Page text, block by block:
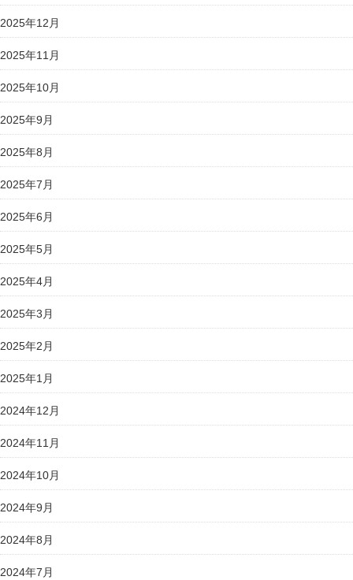
2025年12月
2025年11月
2025年10月
2025年9月
2025年8月
2025年7月
2025年6月
2025年5月
2025年4月
2025年3月
2025年2月
2025年1月
2024年12月
2024年11月
2024年10月
2024年9月
2024年8月
2024年7月